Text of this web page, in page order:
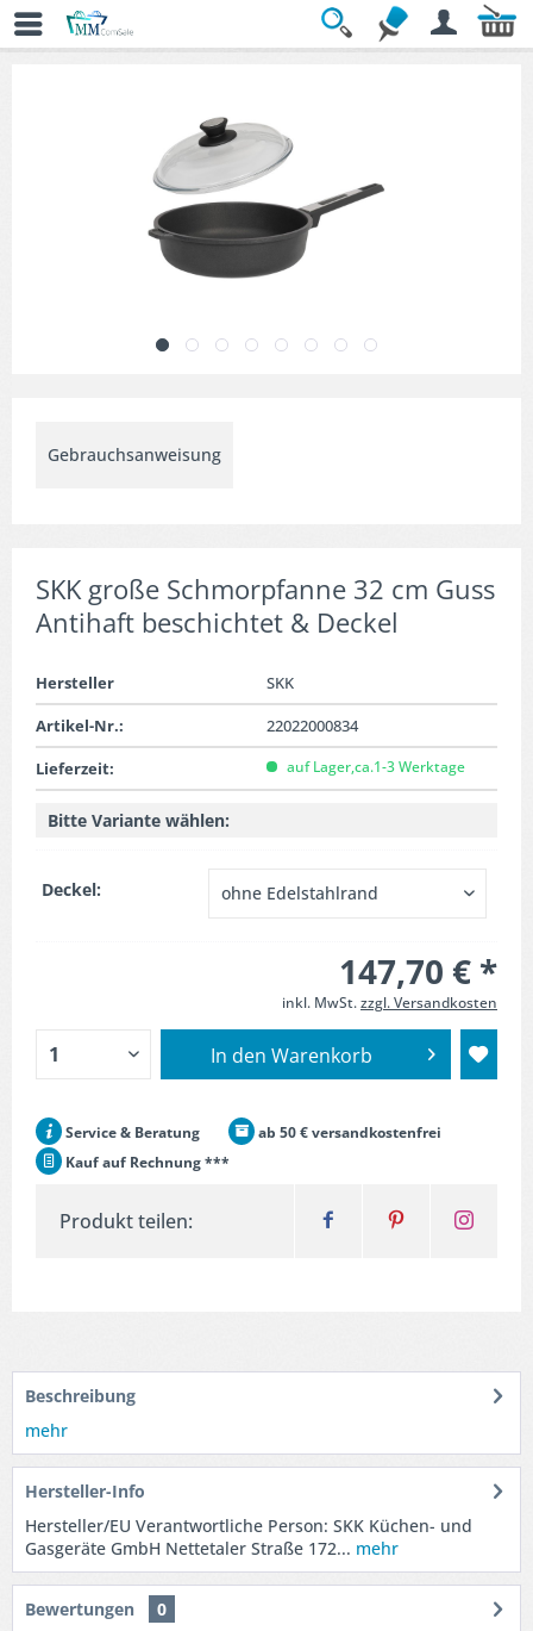
Übersicht
Gebrauchsanweisung
SKK große Schmorpfanne 32 cm Guss
Antihaft beschichtet & Deckel
Hersteller
SKK
Artikel-Nr.:
22022000834
Lieferzeit:
auf Lager,ca.1-3 Werktage
Bitte Variante wählen:
Deckel:
147,70 € *
inkl. MwSt.zzgl. Versandkosten
In den Warenkorb
Service & Beratung
ab 50 € versandkostenfrei
Kauf auf Rechnung ***
Produkt teilen:
Beschreibung
mehr
Hersteller-Info
Hersteller/EU Verantwortliche Person: SKK Küchen- und
Gasgeräte GmbH Nettetaler Straße 172... mehr
Bewertungen
0